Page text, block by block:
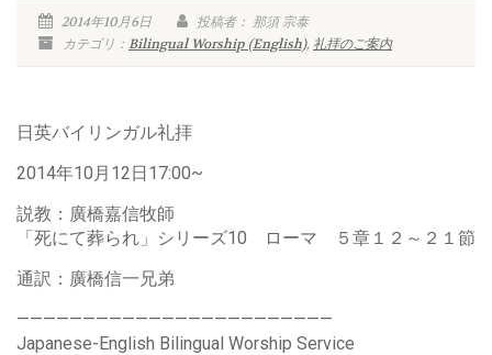
2014年10月6日
投稿者： 那須 宗泰
カテゴリ： Bilingual Worship (English), 礼拝のご案内
日英バイリンガル礼拝
2014年10月12日17:00~
説教：廣橋嘉信牧師
「死にて葬られ」シリーズ10 ローマ ５章１２～２１節
通訳：廣橋信一兄弟
————————————————————————
Japanese-English Bilingual Worship Service